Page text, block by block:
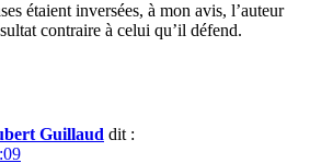
étaient inversées, à mon avis, l’auteur
contraire à celui qu’il défend.
Guillaud dit :